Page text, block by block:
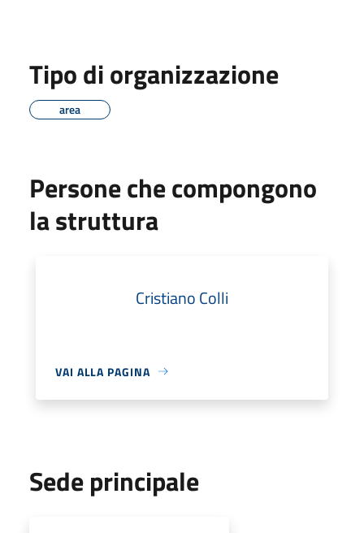
Tipo di organizzazione
area
Persone che compongono
la struttura
Cristiano Colli
VAI ALLA PAGINA
Sede principale